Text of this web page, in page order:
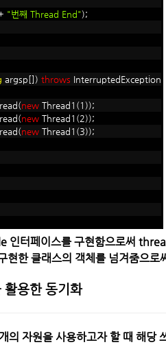
"번째 Thread End");
argsp[]) throws InterruptedException
newThread1(1));
newThread1(2));
newThread1(3));
터페이스를 구현함으로써
한 클래스의 객체를 넘겨줌으로
용한 동기화
의 자원을 사용하고자 할 때 해당